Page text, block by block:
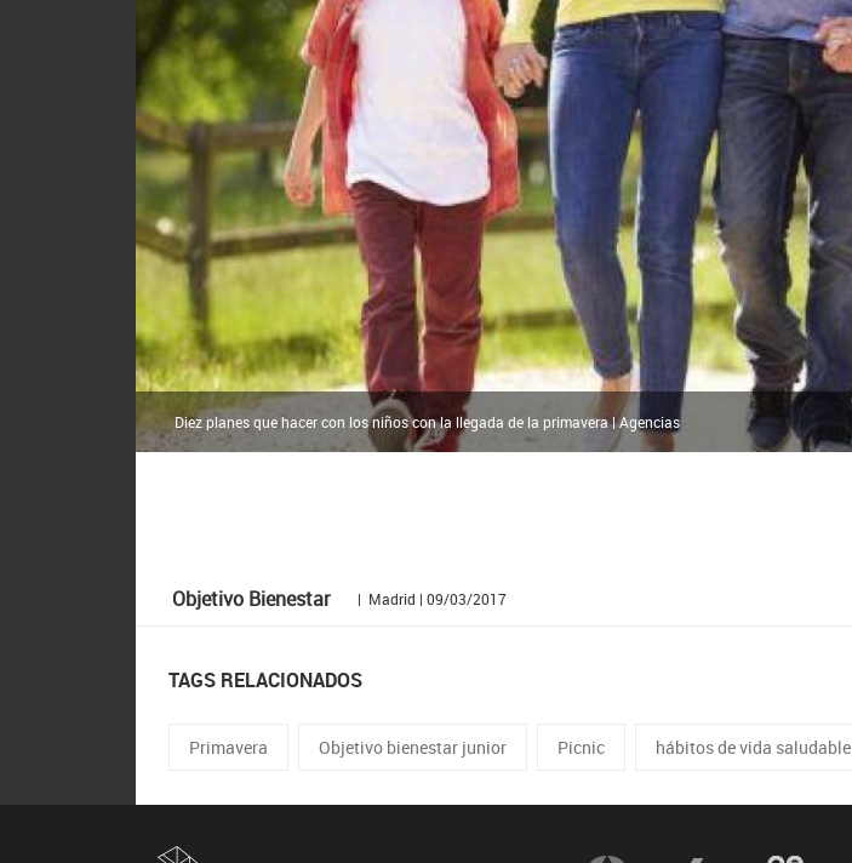
Diez planes que hacer con los niños con la llegada de la primavera | Agencias
Objetivo Bienestar | Madrid | 09/03/2017
TAGS RELACIONADOS
Primavera Objetivo bienestar junior Picnic hábitos de vida saludable